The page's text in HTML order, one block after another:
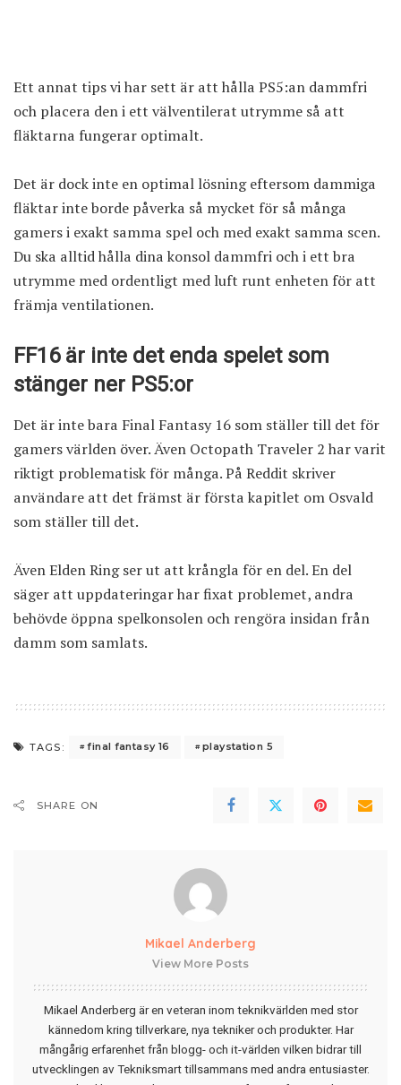
Ett annat tips vi har sett är att hålla PS5:an dammfri
och placera den i ett välventilerat utrymme så att
fläktarna fungerar optimalt.
Det är dock inte en optimal lösning eftersom dammiga
fläktar inte borde påverka så mycket för så många
gamers i exakt samma spel och med exakt samma scen.
Du ska alltid hålla dina konsol dammfri och i ett bra
utrymme med ordentligt med luft runt enheten för att
främja ventilationen.
FF16 är inte det enda spelet som
stänger ner PS5:or
Det är inte bara Final Fantasy 16 som ställer till det för
gamers världen över. Även Octopath Traveler 2 harvarit
riktigt problematisk för många. På Reddit skriver
användare att det främst är första kapitlet om Osvald
som ställer till det.
ÄvenElden Ringser ut att krångla för en del. En del
säger att uppdateringar har fixat problemet, andra
behövde öppna spelkonsolen och rengöra insidan från
damm som samlats.
TAGS: final fantasy 16 playstation 5
SHARE ON
Mikael Anderberg
View More Posts
Mikael Anderberg är en veteran inom teknikvärlden med stor
kännedom kring tillverkare, nya tekniker och produkter. Har
mångårig erfarenhet från blogg- och it-världen vilken bidrar till
utvecklingen av Tekniksmart tillsammans med andra entusiaster.